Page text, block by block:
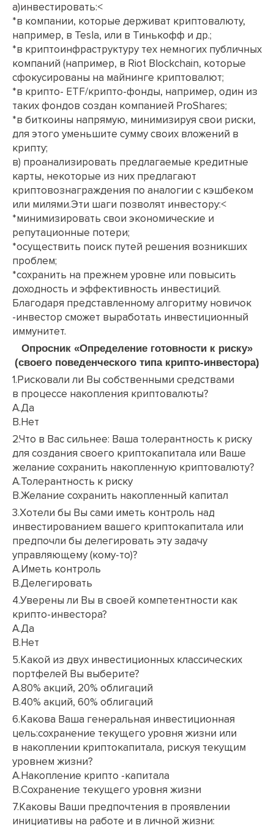
а)инвестировать:<
*в компании, которые держиват криптовалюту,
например, в Tesla, или в Тинькофф и др.;
*в криптоинфраструктуру тех немногих публичных
компаний (например, в Riot Blockchain, которые
сфокусированы на майнинге криптовалют;
*в крипто- ETF/крипто-фонды, например, один из
таких фондов создан компанией ProShares;
*в биткоины напрямую, минимизируя свои риски,
для этого уменьшите сумму своих вложений в
крипту;
в) проанализировать предлагаемые кредитные
карты, некоторые из них предлагают
криптовознаграждения по аналогии с кэшбеком
или милями.Эти шаги позволят инвестору:<
*минимизировать свои экономические и
репутационные потери;
*осуществить поиск путей решения возникших
проблем;
*сохранить на прежнем уровне или повысить
доходность и эффективность инвестиций.
Благодаря представленному алгоритму новичок
-инвестор сможет выработать инвестиционный
иммунитет.
Опросник «Определение готовности к риску»
(своего поведенческого типа крипто-инвестора)
1.Рисковали ли Вы собственными средствами
в процессе накопления криптовалюты?
A.Да
B.Нет
2.Что в Вас сильнее: Ваша толерантность к риску
для создания своего криптокапитала или Ваше
желание сохранить накопленную криптовалюту?
A.Толерантность к риску
B.Желание сохранить накопленный капитал
3.Хотели бы Вы сами иметь контроль над
инвестированием вашего криптокапитала или
предпочли бы делегировать эту задачу
управляющему (кому-то)?
A.Иметь контроль
B.Делегировать
4.Уверены ли Вы в своей компетентности как
крипто-инвестора?
A.Да
B.Нет
5.Какой из двух инвестиционных классических
портфелей Вы выберите?
A.80% акций, 20% облигаций
B.40% акций, 60% облигаций
6.Какова Ваша генеральная инвестиционная
цель:сохранение текущего уровня жизни или
в накоплении криптокапитала, рискуя текущим
уровнем жизни?
A.Накопление крипто -капитала
B.Сохранение текущего уровня жизни
7.Каковы Ваши предпочтения в проявлении
инициативы на работе и в личной жизни: